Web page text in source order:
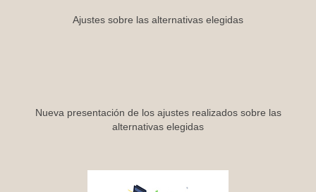
Ajustes sobre las alternativas elegidas
Nueva presentación de los ajustes realizados sobre las
alternativas elegidas